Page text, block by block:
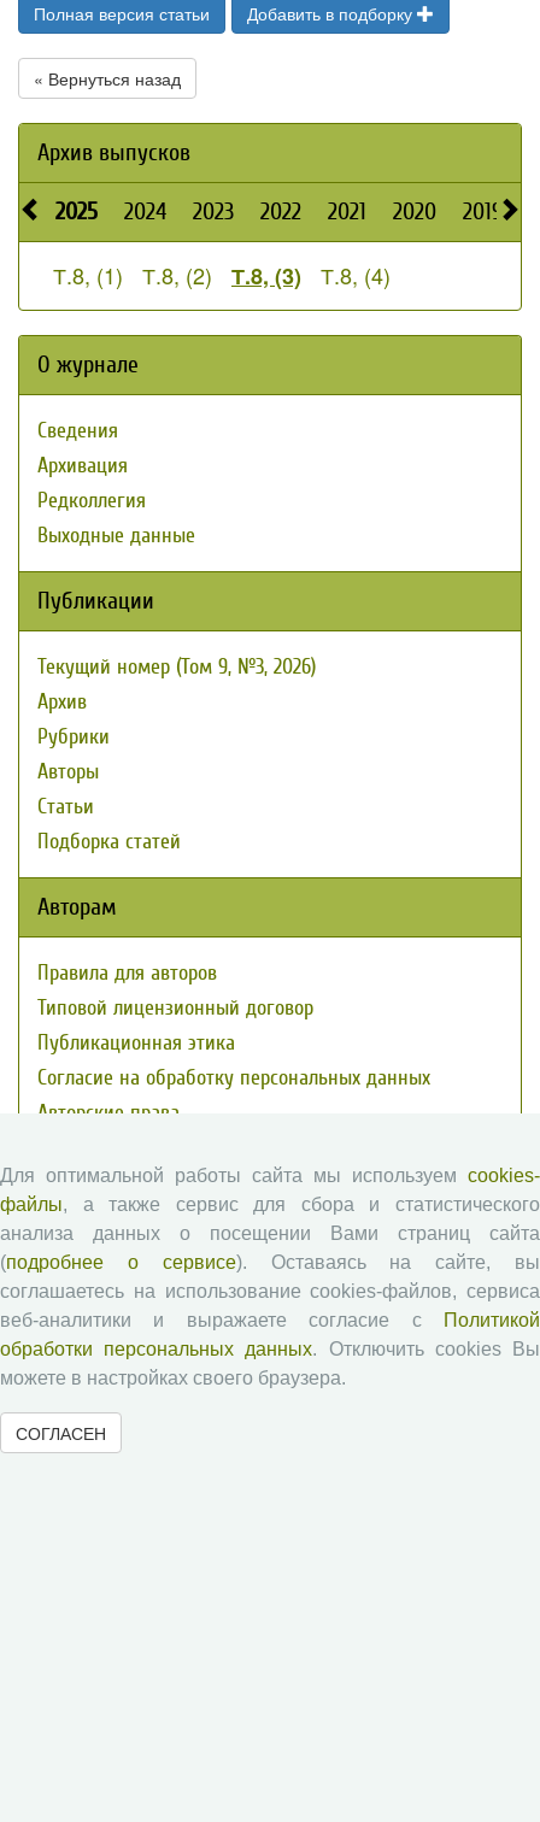
Полная версия статьи Добавить в подборку
« Вернуться назад
Архив выпусков
2025 2024 2023 2022 2021 2020 2019
Т.8, (1) Т.8, (2) Т.8, (3) Т.8, (4)
О журнале
Сведения
Архивация
Редколлегия
Выходные данные
Публикации
Текущий номер (Том 9, №3, 2026)
Архив
Рубрики
Авторы
Статьи
Подборка статей
Авторам
Правила для авторов
Типовой лицензионный договор
Публикационная этика
Согласие на обработку персональных данных
Авторские права
Рецензентам
Памятка рецензенту
Положение о рецензировании
Форма рецензии
Для оптимальной работы сайта мы используем cookies-
файлы, а также сервис для сбора и статистического
анализа данных о посещении Вами страниц сайта
(подробнее о сервисе). Оставаясь на сайте, вы
соглашаетесь на использование cookies-файлов, сервиса
веб-аналитики и выражаете согласие с
Политикой
обработки персональных данных. Отключить cookies Вы
можете в настройках своего браузера.
СОГЛАСЕН